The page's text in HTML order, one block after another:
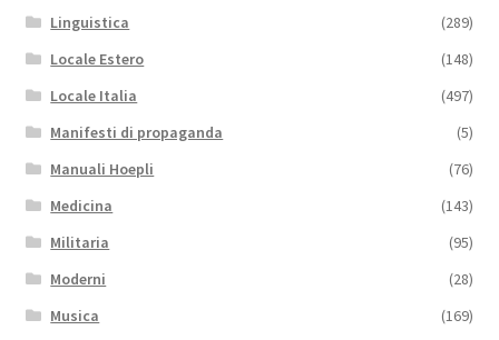
Linguistica
(289)
Locale Estero
(148)
Locale Italia
(497)
Manifesti di propaganda
(5)
Manuali Hoepli
(76)
Medicina
(143)
Militaria
(95)
Moderni
(28)
Musica
(169)